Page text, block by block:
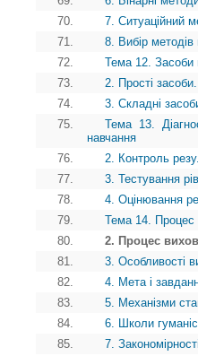
70.
7. Ситуаційний
71.
8. Вибір методів
72.
Тема 12. Засоби
73.
2. Прості засоби.
74.
3. Складні
75.
Тема 13.
навчання
76.
2. Контроль
77.
3. Тестування
78.
4. Оцінювання
79.
Тема 14. Процес
80.
2. Процес
81.
3. Особливості
82.
4. Мета і
83.
5. Механізми
84.
6. Школи
85.
7.